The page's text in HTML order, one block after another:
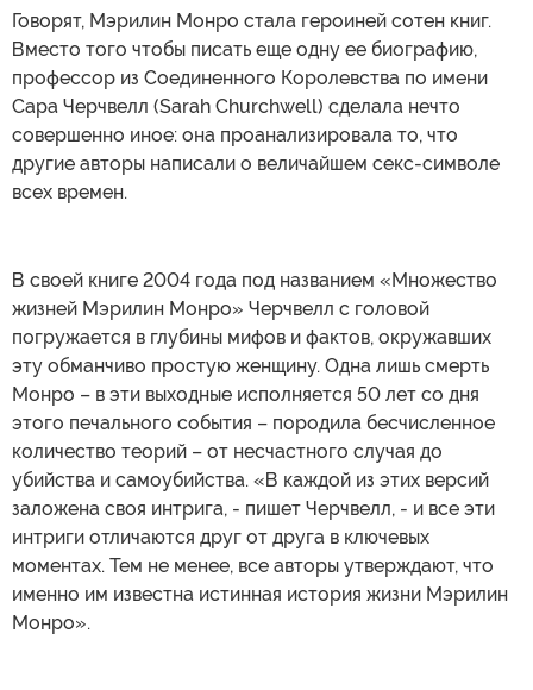
Говорят, Мэрилин Монро стала героиней сотен книг.
Вместо того чтобы писать еще одну ее биографию,
профессор из Соединенного Королевства по имени
Сара Черчвелл (Sarah Churchwell) сделала нечто
совершенно иное: она проанализировала то, что
другие авторы написали о величайшем секс-символе
всех времен.
В своей книге 2004 года под названием «Множество
жизней Мэрилин Монро» Черчвелл с головой
погружается в глубины мифов и фактов, окружавших
эту обманчиво простую женщину. Одна лишь смерть
Монро – в эти выходные исполняется 50 лет со дня
этого печального события – породила бесчисленное
количество теорий – от несчастного случая до
убийства и самоубийства. «В каждой из этих версий
заложена своя интрига, - пишет Черчвелл, - и все эти
интриги отличаются друг от друга в ключевых
моментах. Тем не менее, все авторы утверждают, что
именно им известна истинная история жизни Мэрилин
Монро».